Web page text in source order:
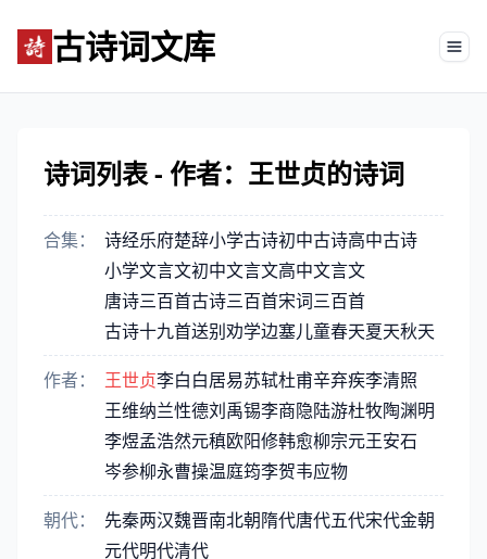
古诗词文库
诗词列表 - 作者：王世贞的诗词
合集： 诗经乐府楚辞小学古诗初中古诗高中古诗
小学文言文初中文言文高中文言文
唐诗三百首古诗三百首宋词三百首
古诗十九首送别劝学边塞儿童春天夏天秋天
作者： 王世贞李白白居易苏轼杜甫辛弃疾李清照
王维纳兰性德刘禹锡李商隐陆游杜牧陶渊明
李煜孟浩然元稹欧阳修韩愈柳宗元王安石
岑参柳永曹操温庭筠李贺韦应物
朝代： 先秦两汉魏晋南北朝隋代唐代五代宋代金朝
元代明代清代